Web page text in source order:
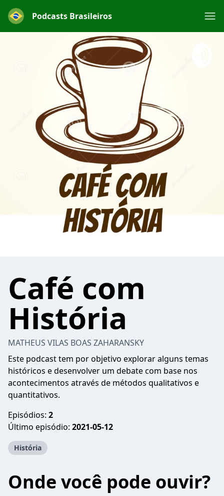
Podcasts Brasileiros
Café com
História
MATHEUS VILAS BOAS ZAHARANSKY
Este podcast tem por objetivo explorar alguns temas
históricos e desenvolver um debate com base nos
acontecimentos através de métodos qualitativos e
quantitativos.
Episódios: 2
Último episódio: 2021-05-12
História
Onde você pode ouvir?